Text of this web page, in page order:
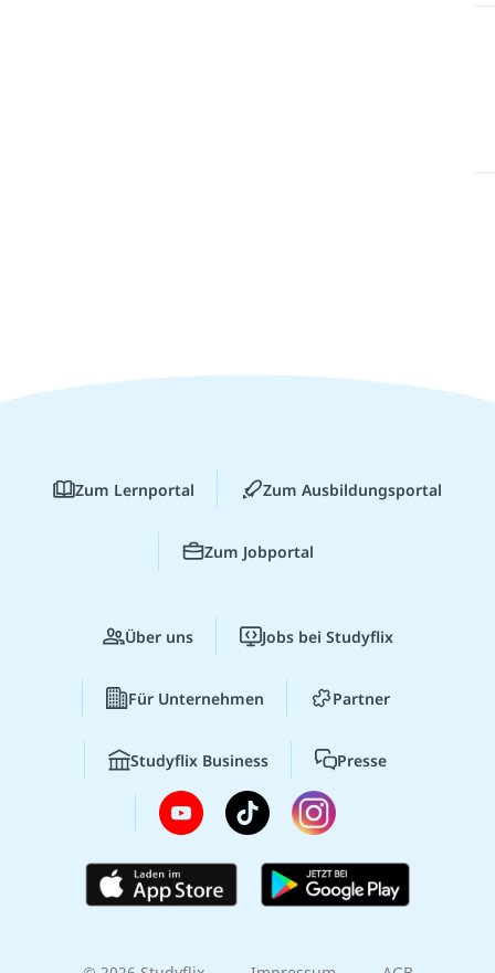
Zum Lernportal Zum Ausbildungsportal
Zum Jobportal
Über uns Jobs bei Studyflix
Für Unternehmen Partner
Studyflix Business Presse